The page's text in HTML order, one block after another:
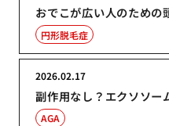
おでこが広い人のための
円形脱毛症
副作用なし？エクソソー
2026.02.17
AGA